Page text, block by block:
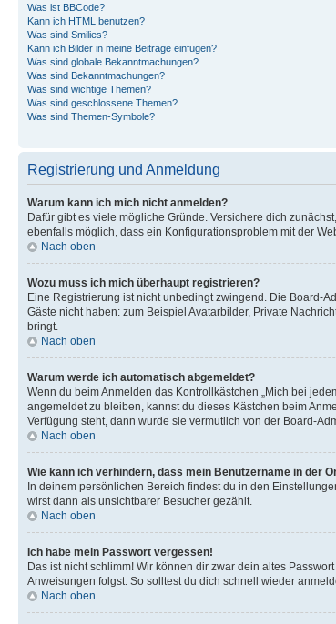
Was ist BBCode?
Kann ich HTML benutzen?
Was sind Smilies?
Kann ich Bilder in meine Beiträge einfügen?
Was sind globale Bekanntmachungen?
Was sind Bekanntmachungen?
Was sind wichtige Themen?
Was sind geschlossene Themen?
Was sind Themen-Symbole?
Registrierung und Anmeldung
Warum kann ich mich nicht anmelden?
Dafür gibt es viele mögliche Gründe. Versichere dich
ebenfalls möglich, dass ein Konfigurationsproblem mit der
Nach oben
Wozu muss ich mich überhaupt registrieren?
Eine Registrierung ist nicht unbedingt zwingend. Die Board-
Gäste nicht haben: zum Beispiel Avatarbilder, Private
bringt.
Nach oben
Warum werde ich automatisch abgemeldet?
Wenn du beim Anmelden das Kontrollkästchen „Mich bei
angemeldet zu bleiben, kannst du dieses Kästchen beim
Verfügung steht, dann wurde sie vermutlich von der Board-
Nach oben
Wie kann ich verhindern, dass mein Benutzername in der
In deinem persönlichen Bereich findest du in den
wirst dann als unsichtbarer Besucher gezählt.
Nach oben
Ich habe mein Passwort vergessen!
Das ist nicht schlimm! Wir können dir zwar dein altes
Anweisungen folgst. So solltest du dich schnell wieder
Nach oben